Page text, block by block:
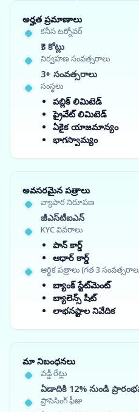
అర్హత ప్రమాణాలు
కనీస టర్నోవర్
₹3 కోట్లు
నిర్వహణ సంవత్సరాలు
3+ సంవత్సరాలు
సంస్థలు
పబ్లిక్ లిమిటెడ్
ప్రైవేట్ లిమిటెడ్
ఏకైక యాజమాన్యం
భాగస్వామ్యం
అవసరమైన పత్రాలు
వ్యాపార నిరూపణ
జీఎస్‌టీఐఎన్
KYC వివరాలు
పాన్ కార్డ్
ఆధార్ కార్డ్
ఆర్థిక పత్రాలు (గత 3
బ్యాంక్ స్టేట్‌మెంట్
బ్యాలెన్స్ షీట్
లాభనష్టాల నివేదిక
మా నిబంధనలు
వడ్డీ రేట్లు
ఏడాదికి 12% నుండి
ప్రాసెసింగ్ ఫీజు